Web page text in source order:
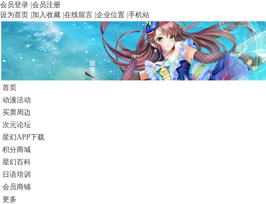
会员登录 会员注册
设为首页 加入收藏 在线留言 企业位置 手机站
首页
动漫活动
买票周边
次元论坛
星幻APP下载
积分商城
星幻百科
日语培训
会员商铺
更多